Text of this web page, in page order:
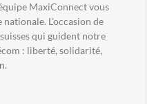
MaxiConnect vous
L'occasion de
qui guident notre
: liberté, solidarité,